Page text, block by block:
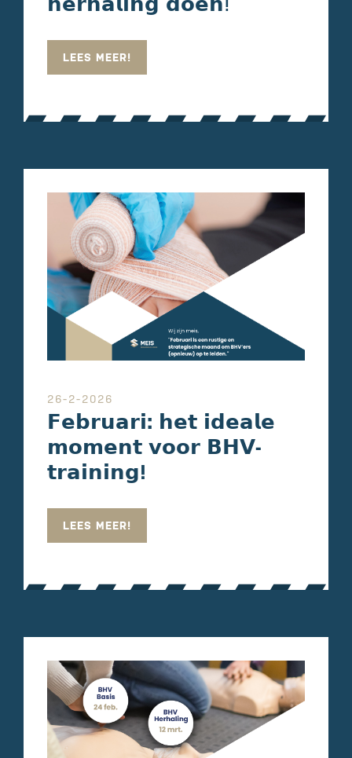
LEES MEER!
26-2-2026
𝗙𝗲𝗯𝗿𝘂𝗮𝗿𝗶: 𝗵𝗲𝘁 𝗶𝗱𝗲𝗮𝗹𝗲
𝗺𝗼𝗺𝗲𝗻𝘁 𝘃𝗼𝗼𝗿 𝗕𝗛𝗩-
𝘁𝗿𝗮𝗶𝗻𝗶𝗻𝗴!
LEES MEER!